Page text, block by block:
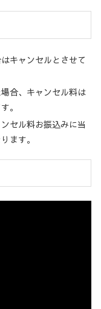
キャンセルとさせて
合、キャンセル料は
。
セル料お振込みに当
ます。